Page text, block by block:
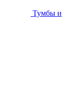
Тумбы и